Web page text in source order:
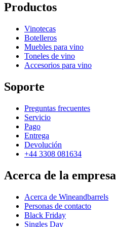
Productos
Vinotecas
Botelleros
Muebles para vino
Toneles de vino
Accesorios para vino
Soporte
Preguntas frecuentes
Servicio
Pago
Entrega
Devolución
+44 3308 081634
Acerca de la empresa
Acerca de Wineandbarrels
Personas de contacto
Black Friday
Singles Day